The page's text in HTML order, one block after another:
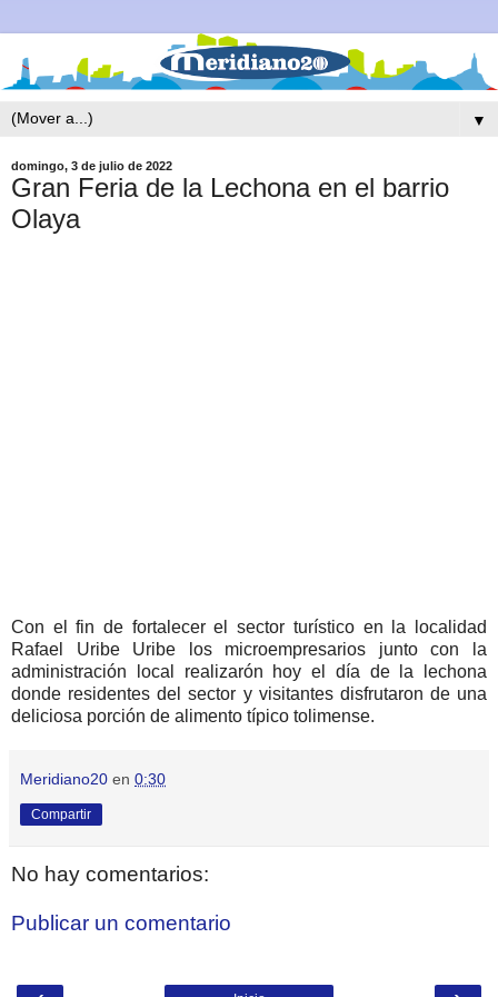
▼
domingo, 3 de julio de 2022
Gran Feria de la Lechona en el barrio
Olaya
Con el fin de fortalecer el sector turístico en la localidad
Rafael Uribe Uribe los microempresarios junto con la
administración local realizarón hoy el día de la lechona
donde residentes del sector y visitantes disfrutaron de una
deliciosa porción de alimento típico tolimense.
Meridiano20 en 0:30
Compartir
No hay comentarios:
Publicar un comentario